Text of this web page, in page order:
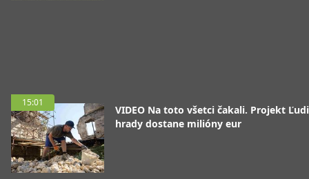
15:01
VIDEO Na toto všetci čakali. Projekt
hrady dostane milióny eur